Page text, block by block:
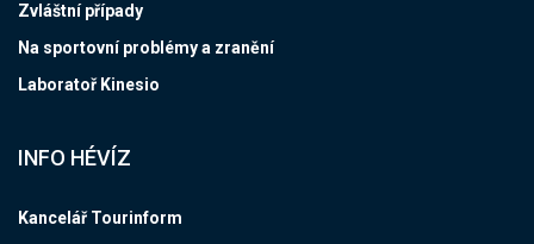
Zvláštní případy
Na sportovní problémy a zranění
Laboratoř Kinesio
INFO HÉVÍZ
Kancelář Tourinform